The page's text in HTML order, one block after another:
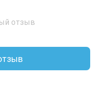
отзыв